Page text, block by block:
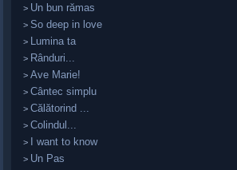
> Un bun rămas
>So deep in love
> Lumina ta
> Rânduri...
>Ave Marie!
>Cântec simplu
>Călătorind ...
>Colindul...
> I want to know
> Un Pas